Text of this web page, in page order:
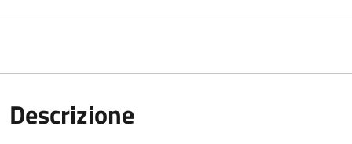
Descrizione